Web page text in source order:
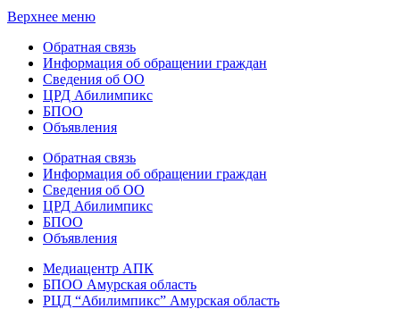
Верхнее меню
Обратная связь
Информация об обращении граждан
Сведения об ОО
ЦРД Абилимпикс
БПОО
Объявления
Обратная связь
Информация об обращении граждан
Сведения об ОО
ЦРД Абилимпикс
БПОО
Объявления
Медиацентр АПК
БПОО Амурская область
РЦД “Абилимпикс” Амурская область